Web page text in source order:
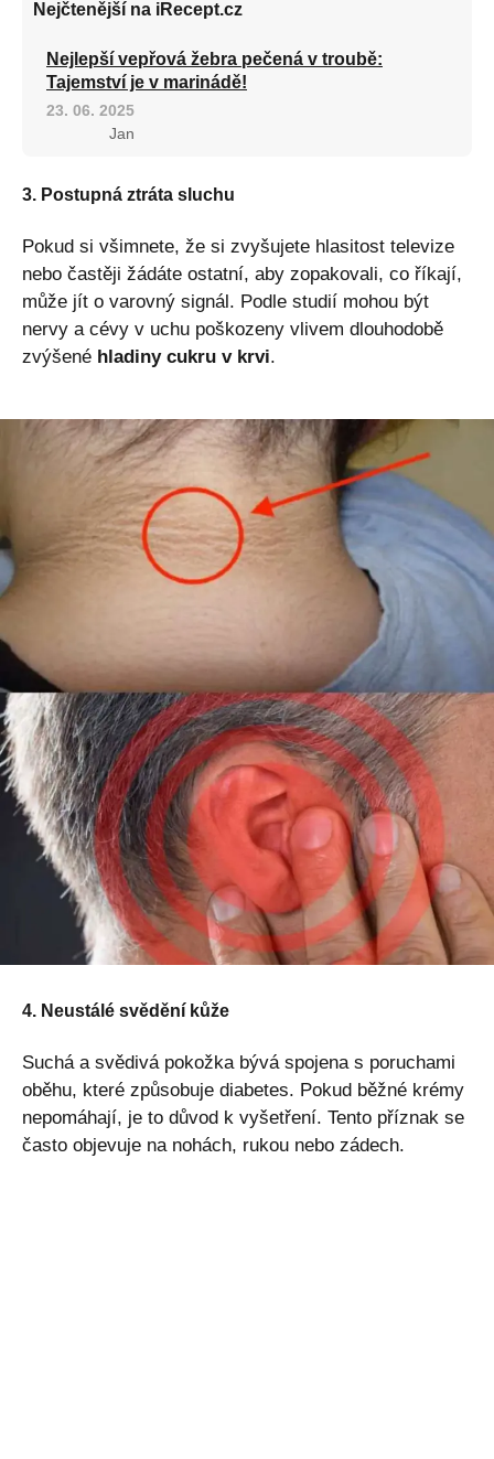
Nejčtenější na iRecept.cz
Nejlepší vepřová žebra pečená v troubě:
Tajemství je v marinádě!
23. 06. 2025
Jan
3. Postupná ztráta sluchu
Pokud si všimnete, že si zvyšujete hlasitost televize
nebo častěji žádáte ostatní, aby zopakovali, co říkají,
může jít o varovný signál. Podle studií mohou být
nervy a cévy v uchu poškozeny vlivem dlouhodobě
zvýšené hladiny cukru v krvi.
4. Neustálé svědění kůže
Suchá a svědivá pokožka bývá spojena s poruchami
oběhu, které způsobuje diabetes. Pokud běžné krémy
nepomáhají, je to důvod k vyšetření. Tento příznak se
často objevuje na nohách, rukou nebo zádech.